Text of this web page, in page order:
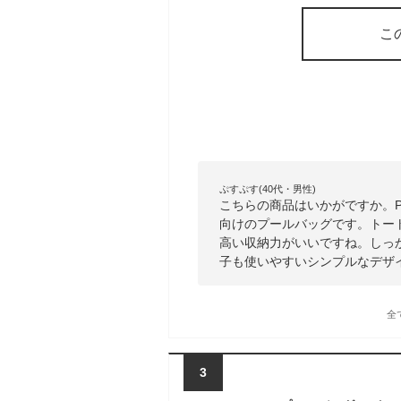
こ
ぷすぷす(40代・男性)
こちらの商品はいかがですか
向けのプールバッグです。ト
高い収納力がいいですね。し
子も使いやすいシンプルなデザ
全
3